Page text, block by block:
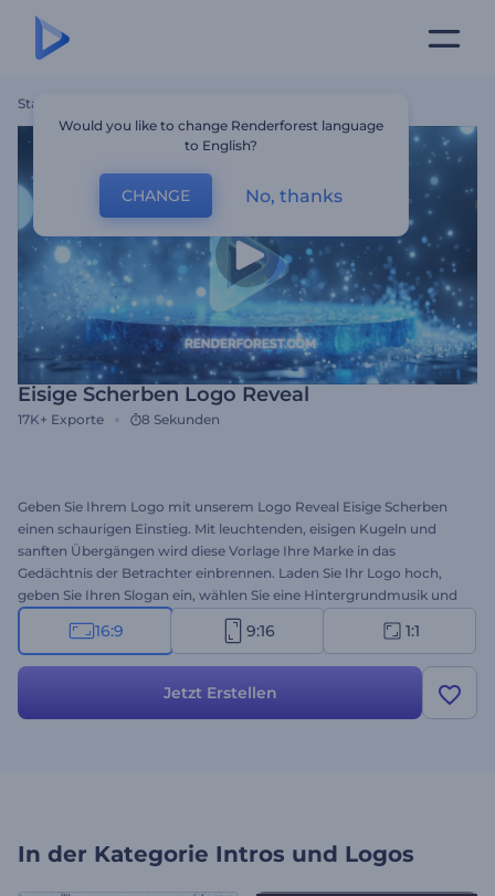
Startseite
Eisige Scherben Logo Reveal
17K+ Exporte 8 Sekunden
Geben Sie Ihrem Logo mit unserem Logo Reveal Eisige Scherben
einen schaurigen Einstieg. Mit leuchtenden, eisigen Kugeln und
sanften Übergängen wird diese Vorlage Ihre Marke in das
Gedächtnis der Betrachter einbrennen. Laden Sie Ihr Logo hoch,
geben Sie Ihren Slogan ein, wählen Sie eine Hintergrundmusik und
machen Sie sich bereit für eine Logoanimation in professioneller
Qualität. Die Vorlage eignet sich perfekt für Intros von
Unternehmenspräsentationen, Werbespots von Sendern und viele
16:9 9:16 1:1
Jetzt Erstellen
In der Kategorie Intros und Logos
Would you like to change Renderforest language
to English?
CHANGE No, thanks